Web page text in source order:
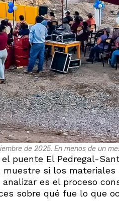
de 2025. En menos de un
puente El Pedregal-
si los materiales
es el proceso
sobre qué fue lo que